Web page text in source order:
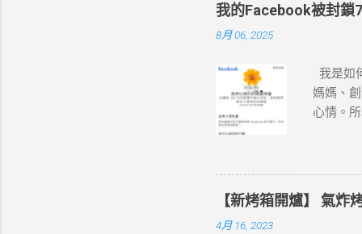
我的Facebook被封鎖
8月 06, 2025
我是如
媽媽、
心情。
「誠信
像是相
【新烤箱開爐】 氣炸
4月 16, 2023